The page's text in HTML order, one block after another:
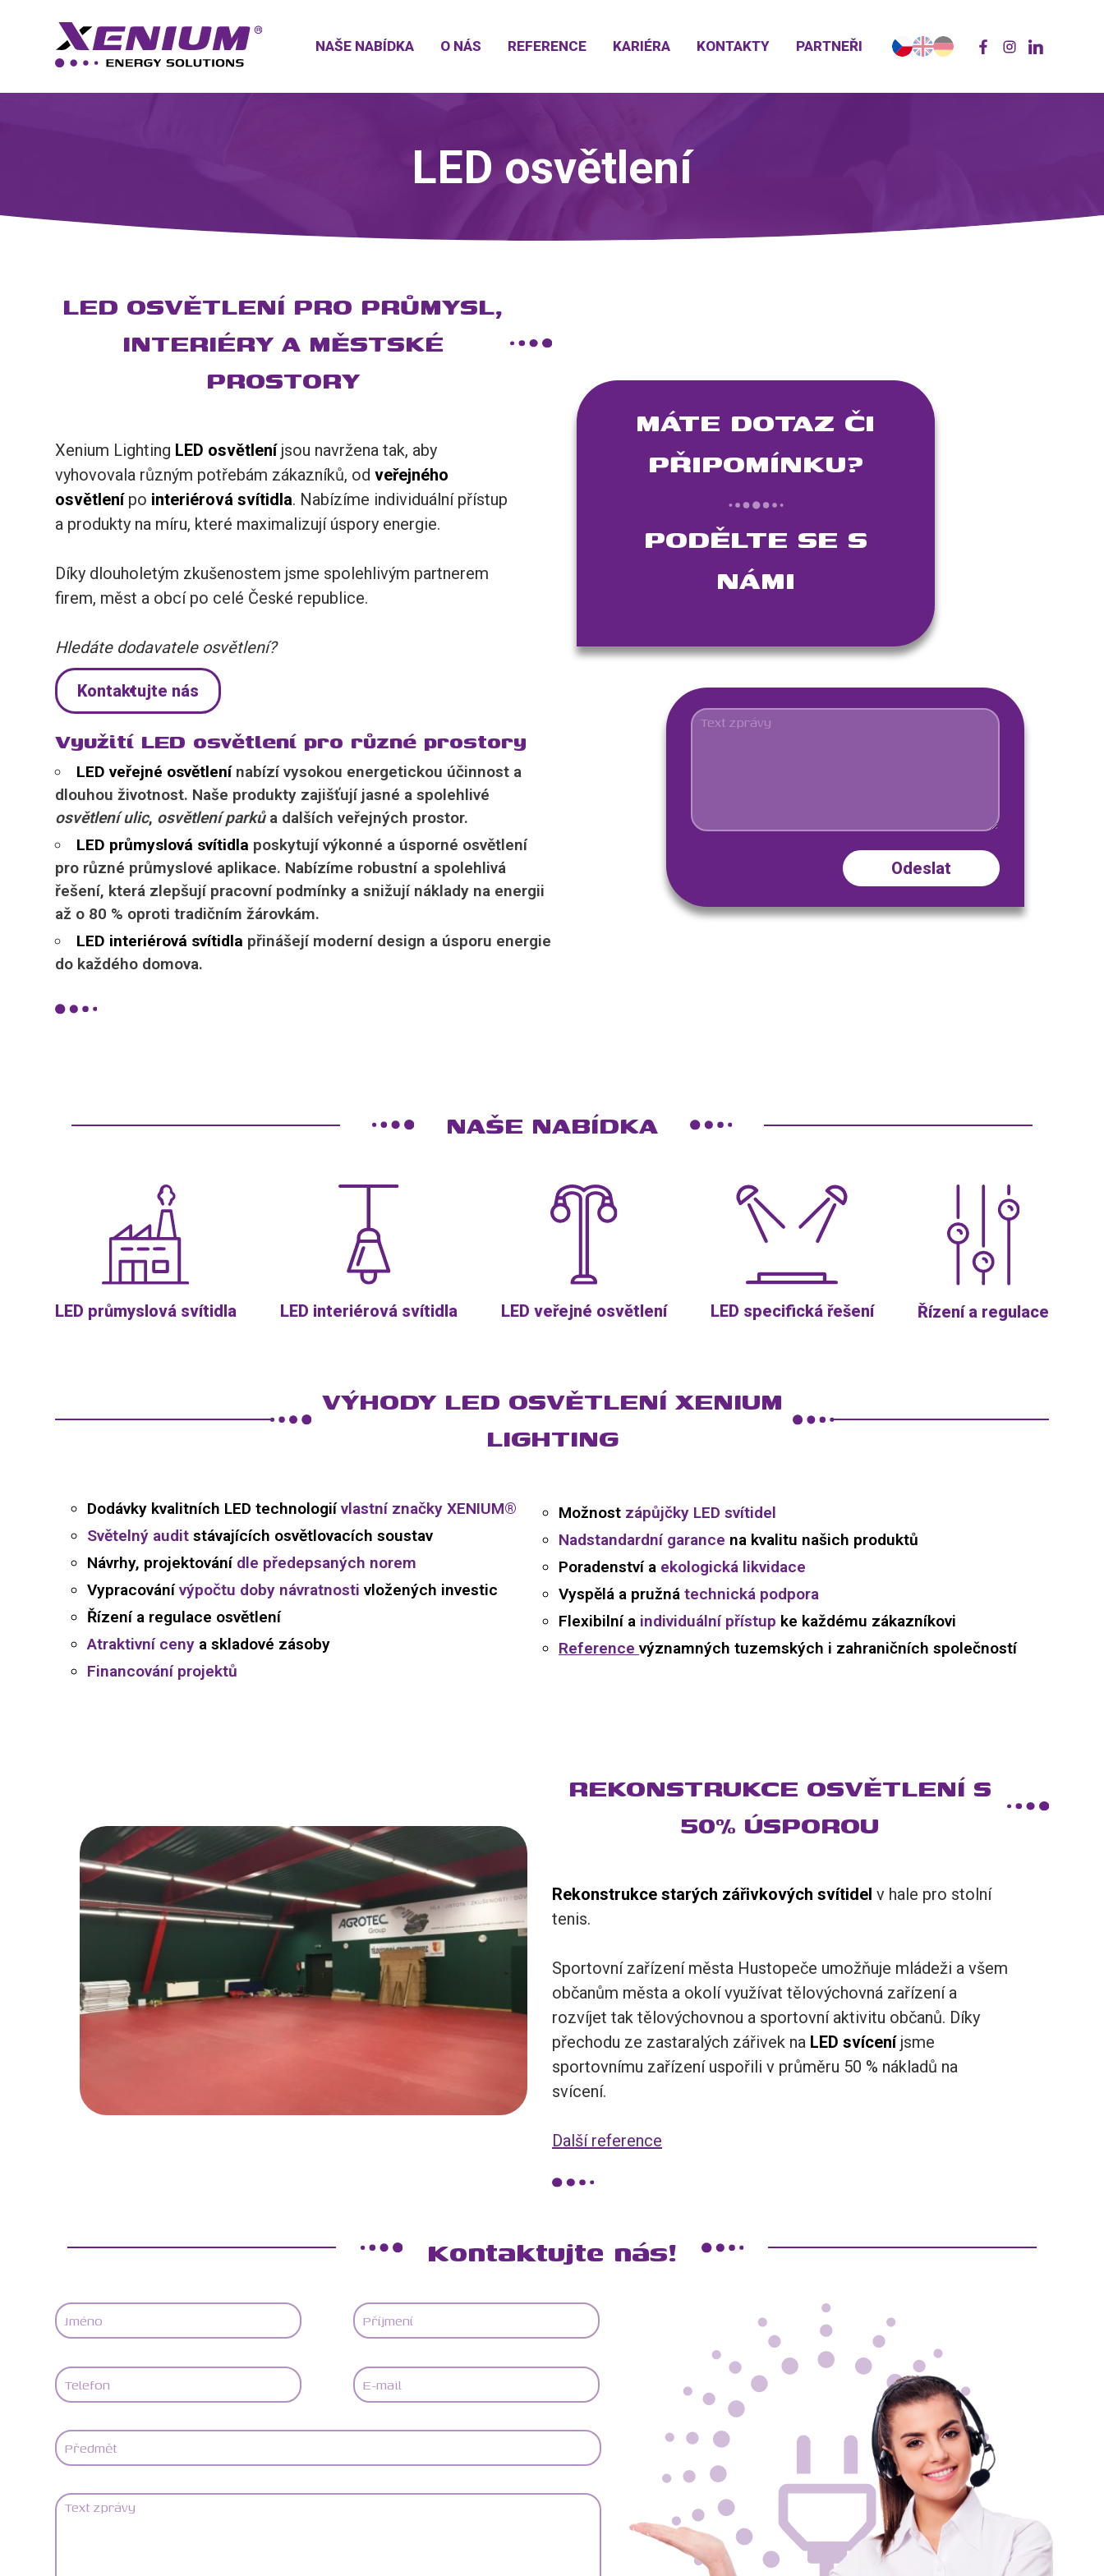
NAŠE NABÍDKA O NÁS REFERENCE KARIÉRA KONTAKTY PARTNEŘI
LED osvětlení
LED OSVĚTLENÍ PRO PRŮMYSL,
INTERIÉRY A MĚSTSKÉ
PROSTORY
Xenium Lighting LED osvětleníjsou navržena tak, aby
vyhovovala různým potřebám zákazníků, odveřejného
osvětlenípo interiérová svítidla. Nabízíme individuální přístup
a produkty na míru, které maximalizují úspory energie.
Díky dlouholetým zkušenostem jsme spolehlivým partnerem
firem, měst a obcí po celé České republice.
Hledáte dodavatele osvětlení?
Kontaktujte nás
Využití LED osvětlení pro různé prostory
LED veřejné osvětlení nabízí vysokou energetickou účinnost a
dlouhou životnost. Naše produkty zajišťují jasné a spolehlivé
osvětlení ulic, osvětlení parkůa dalších veřejných prostor.
LED průmyslová svítidla poskytují výkonné a úsporné osvětlení
pro různé průmyslové aplikace. Nabízíme robustní a spolehlivá
řešení, která zlepšují pracovní podmínky a snižují náklady na energii
až o 80 % oproti tradičním žárovkám.
LED interiérová svítidla přinášejí moderní design a úsporu energie
do každého domova.
MÁTE DOTAZ ČI
PŘIPOMÍNKU?
PODĚLTE SE S
NÁMI
NAŠE NABÍDKA
LED průmyslová svítidla LED interiérová svítidla LED veřejné osvětlení LED specifická řešení Řízení a regulace
VÝHODY LED OSVĚTLENÍ XENIUM
LIGHTING
Dodávky kvalitních LED technologiívlastní značky XENIUM®
Světelný audit stávajících osvětlovacích soustav
Návrhy, projektování dle předepsaných norem
Vypracovánívýpočtu doby návratnosti vložených investic
Řízení a regulace osvětlení
Atraktivní ceny a skladové zásoby
Financování projektů
Možnost zápůjčky LED svítidel
Nadstandardní garance na kvalitu našich produktů
Poradenství a ekologická likvidace
Vyspělá a pružná technická podpora
Flexibilní a individuální přístup ke každému zákazníkovi
Reference významných tuzemských i zahraničních společností
REKONSTRUKCE OSVĚTLENÍ S
50% ÚSPOROU
Rekonstrukce starých zářivkových svítidel v hale pro stolní
tenis.
Sportovní zařízení města Hustopeče umožňuje mládeži a všem
občanům města a okolí využívat tělovýchovná zařízení a
rozvíjet tak tělovýchovnou a sportovní aktivitu občanů. Díky
přechodu ze zastaralých zářivek na LED svíceníjsme
sportovnímu zařízení uspořili v průměru 50 % nákladů na
svícení.
Další reference
Kontaktujte nás!